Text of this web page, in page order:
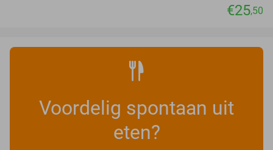
€25,50
Voordelig spontaan uit
eten?